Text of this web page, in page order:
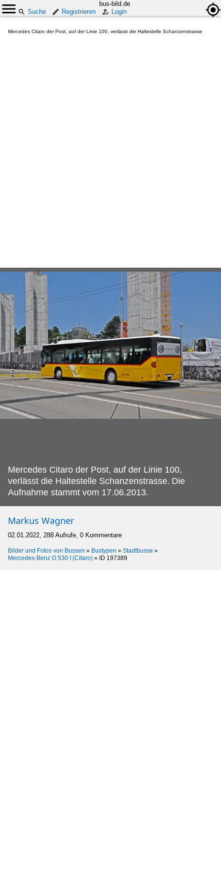
bus-bild.de
Suche
Registrieren Login
Mercedes Citaro der Post, auf der Linie 100, verlässt die Haltestelle Schanzenstrasse
Mercedes Citaro der Post, auf der Linie 100,
verlässt die Haltestelle Schanzenstrasse. Die
Aufnahme stammt vom 17.06.2013.
Markus Wagner
02.01.2022, 288 Aufrufe, 0 Kommentare
Bilder und Fotos von Bussen » Bustypen » Stadtbusse »
Mercedes-Benz O 530 I (Citaro) » ID 197389